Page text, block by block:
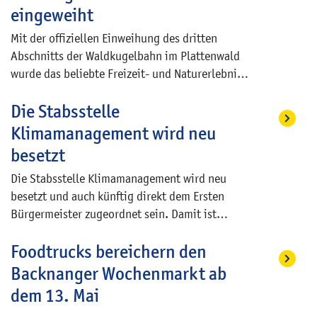
auch Philipp Hennevogl selbst bevorzugt
arbeitet.
und Teilnehmer ihre eigene Kreativität und
künstlerischen Fähigkeiten auf dem Gebiet der
Malerei.
eingeweiht
Mit der offiziellen Einweihung des dritten
Abschnitts der Waldkugelbahn im Plattenwald
wurde das beliebte Freizeit- und Naturerlebnis
Projektpartner und Unterstützer kamen vor Ort
zusammen, um die Erweiterung der
touristischen Attraktion gemeinsam zu feiern.
Die Stabsstelle
Klimamanagement wird neu
besetzt
Die Stabsstelle Klimamanagement wird neu
besetzt und auch künftig direkt dem Ersten
Bürgermeister zugeordnet sein. Damit ist
weiterhin eine herausgehobene Stellung
innerhalb der Stadtverwaltung einnimmt und
die Belange des Klimaschutzes sowohl
innerhalb der Stadtverwaltung als auch in der
Foodtrucks bereichern den
Backnanger Wochenmarkt ab
dem 13. Mai